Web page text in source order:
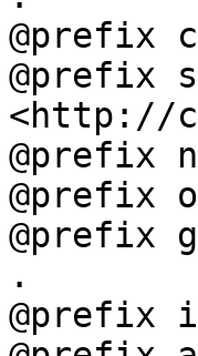
@prefix
@prefix
<http://
@prefix
@prefix
@prefix
.